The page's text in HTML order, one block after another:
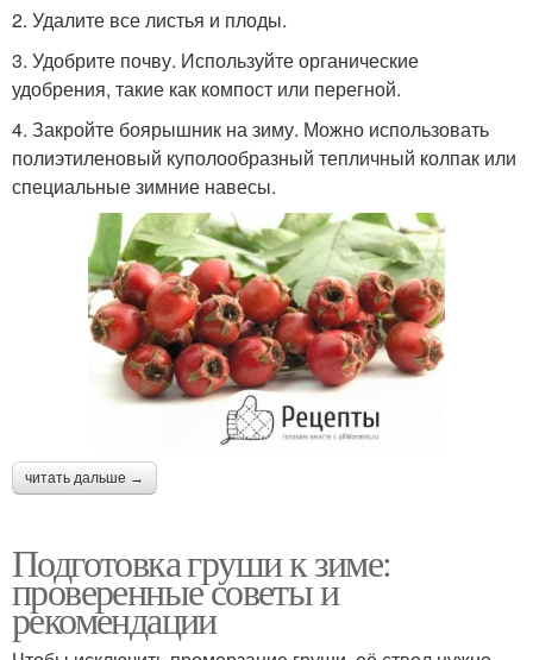
2. Удалите все листья и плоды.
3. Удобрите почву. Используйте органические
удобрения, такие как компост или перегной.
4. Закройте боярышник на зиму. Можно использовать
полиэтиленовый куполообразный тепличный колпак или
специальные зимние навесы.
читать дальше →
Подготовка груши к зиме:
проверенные советы и
рекомендации